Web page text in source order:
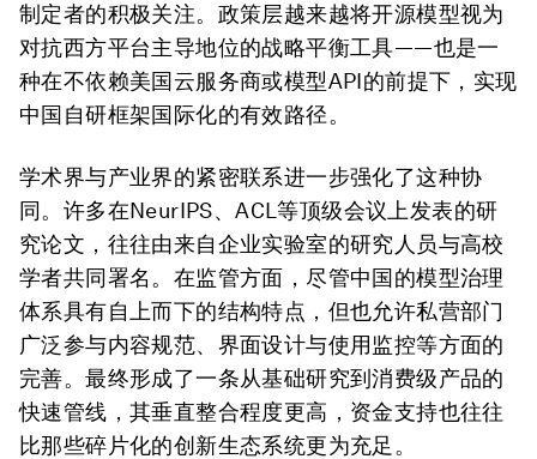
制定者的积极关注。政策层越来越将开源模型视为
对抗西方平台主导地位的战略平衡工具——也是一
种在不依赖美国云服务商或模型API的前提下，实现
中国自研框架国际化的有效路径。
学术界与产业界的紧密联系进一步强化了这种协
同。许多在NeurIPS、ACL等顶级会议上发表的研
究论文，往往由来自企业实验室的研究人员与高校
学者共同署名。在监管方面，尽管中国的模型治理
体系具有自上而下的结构特点，但也允许私营部门
广泛参与内容规范、界面设计与使用监控等方面的
完善。最终形成了一条从基础研究到消费级产品的
快速管线，其垂直整合程度更高，资金支持也往往
比那些碎片化的创新生态系统更为充足。